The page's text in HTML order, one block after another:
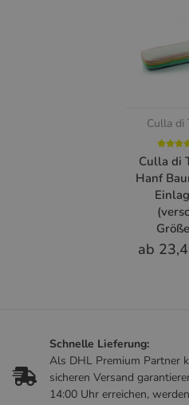
Culla di
Culla di
Hanf
ab
Schnelle Lieferung:
Als DHL Premium Partner
sicheren Versand
14:00 Uhr erreichen,